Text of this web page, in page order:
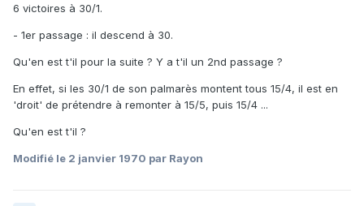
6 victoires à 30/1.
- 1er passage : il descend à 30.
Qu'en est t'il pour la suite ? Y a t'il un 2nd passage ?
En effet, si les 30/1 de son palmarès montent tous 15/4, il est en
'droit' de prétendre à remonter à 15/5, puis 15/4 ...
Qu'en est t'il ?
Modifié le 2 janvier 1970 par Rayon